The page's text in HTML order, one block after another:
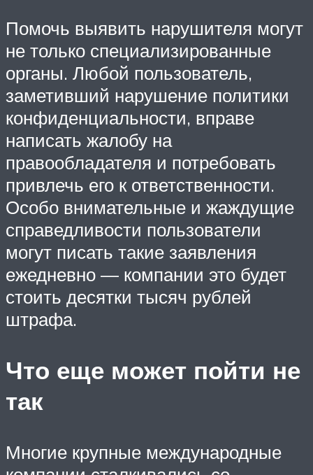
Помочь выявить нарушителя могут
не только специализированные
органы. Любой пользователь,
заметивший нарушение политики
конфиденциальности, вправе
написать жалобу на
правообладателя и потребовать
привлечь его к ответственности.
Особо внимательные и жаждущие
справедливости пользователи
могут писать такие заявления
ежедневно — компании это будет
стоить десятки тысяч рублей
штрафа.
Что еще может пойти не
так
Многие крупные международные